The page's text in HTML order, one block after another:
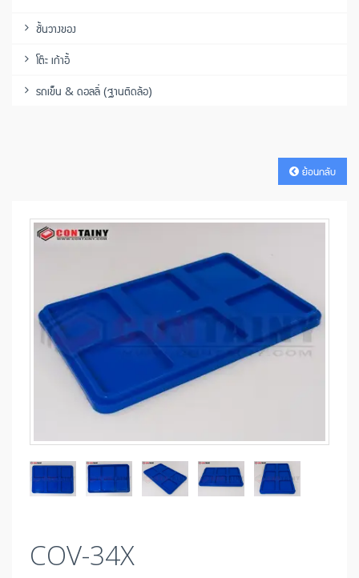
ชั้นวางของ
โต๊ะ เก้าอี้
รถเข็น & ดอลลี่ (ฐานติดล้อ)
ย้อนกลับ
COV-34X